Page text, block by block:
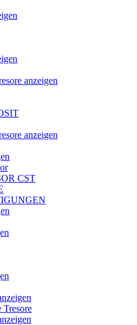
anzeigen
anzeigen
CST
Tresore